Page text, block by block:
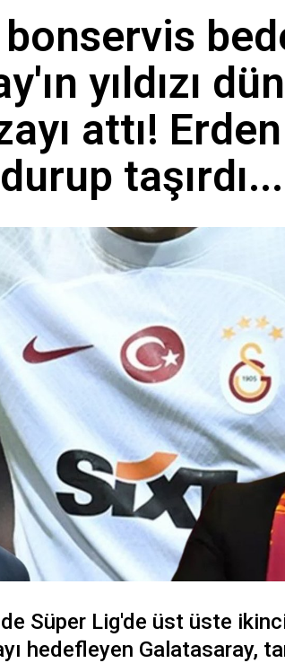
yıldızı
attı!
taşırdı...
Süper Lig'de üst üste
hedefleyen Galatasaray,